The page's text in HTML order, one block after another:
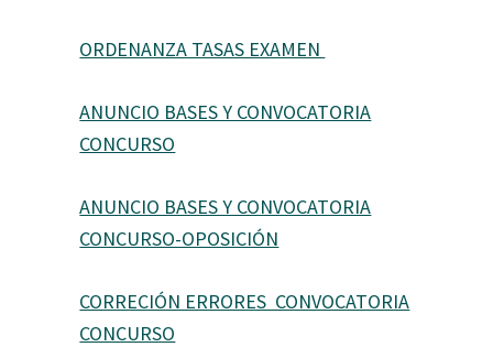
ORDENANZA TASAS EXAMEN
ANUNCIO BASES Y CONVOCATORIA
CONCURSO
ANUNCIO BASES Y CONVOCATORIA
CONCURSO-OPOSICIÓN
CORRECIÓN ERRORES CONVOCATORIA
CONCURSO